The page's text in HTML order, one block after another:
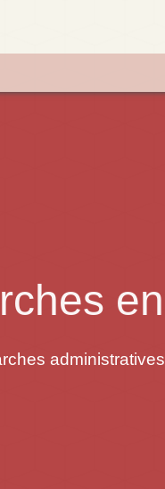
administratives